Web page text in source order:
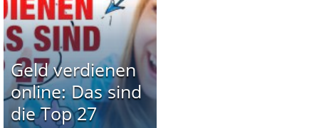
Geld verdienen
online: Das sind
die Top 27